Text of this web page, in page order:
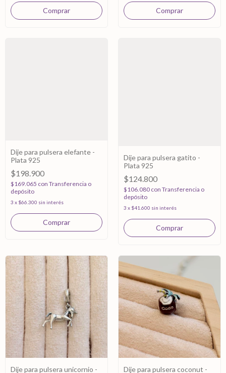
Dije para pulsera elefante -
Plata 925
$198.900
$169.065 con Transferencia o
depósito
3 x $66.300 sin interés
Dije para pulsera gatito -
Plata 925
$124.800
$106.080 con Transferencia o
depósito
3 x $41.600 sin interés
Dije para pulsera unicornio - Dije para pulsera coconut -